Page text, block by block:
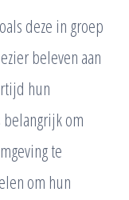
deze in groep
beleven aan
hun
om
te
om hun